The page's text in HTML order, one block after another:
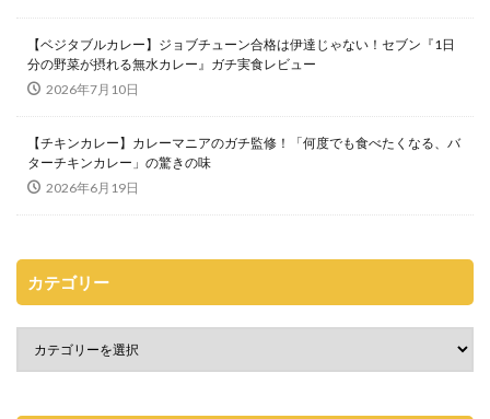
【ベジタブルカレー】ジョブチューン合格は伊達じゃない！セブン『1日
分の野菜が摂れる無水カレー』ガチ実食レビュー
2026年7月10日
【チキンカレー】カレーマニアのガチ監修！「何度でも食べたくなる、バ
ターチキンカレー」の驚きの味
2026年6月19日
カテゴリー